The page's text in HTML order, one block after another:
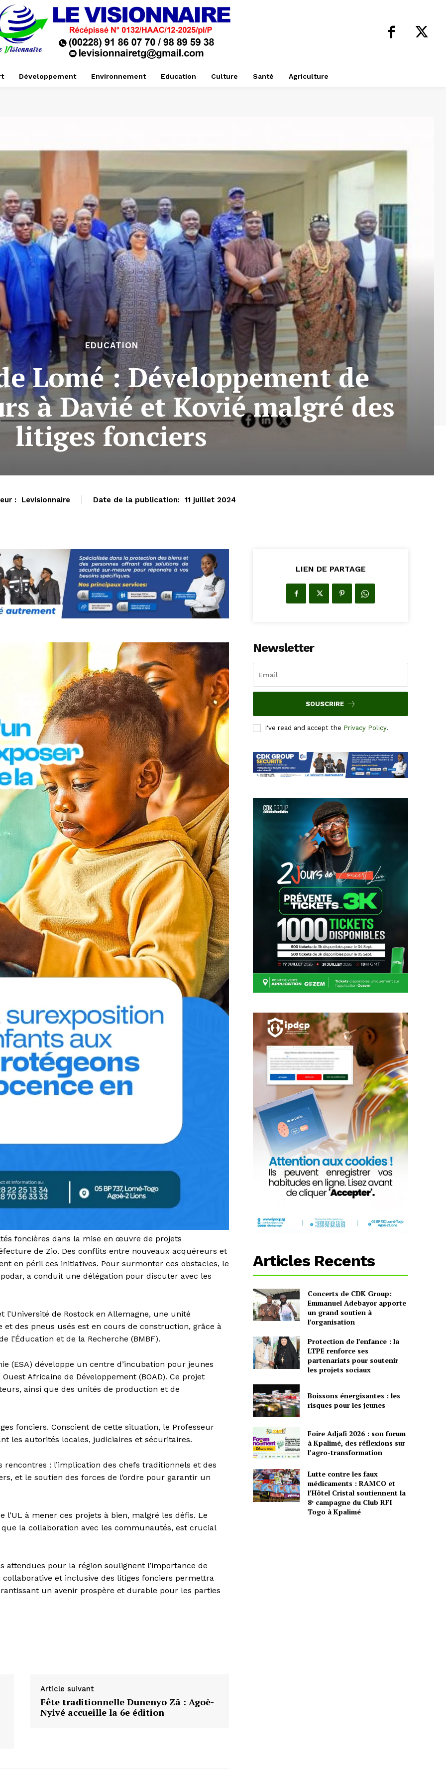
Développement Environnement Education Culture Santé Agriculture
EDUCATION
Lomé : Développement de
à Davié et Kovié malgré des
litiges fonciers
: Levisionnaire Date de la publication: 11 juillet 2024
foncières dans la mise en œuvre de projets
de Zio. Des conflits entre nouveaux acquéreurs et
en péril ces initiatives. Pour surmonter ces obstacles, le
a conduit une délégation pour discuter avec les
l’Université de Rostock en Allemagne, une unité
des pneus usés est en cours de construction, grâce à
et de la Recherche (BMBF).
(ESA) développe un centre d’incubation pour jeunes
Africaine de Développement (BOAD). Ce projet
ainsi que des unités de production et de
fonciers. Conscient de cette situation, le Professeur
les autorités locales, judiciaires et sécuritaires.
: l’implication des chefs traditionnels et des
et le soutien des forces de l’ordre pour garantir un
à mener ces projets à bien, malgré les défis. Le
la collaboration avec les communautés, est crucial
attendues pour la région soulignent l’importance de
et inclusive des litiges fonciers permettra
un avenir prospère et durable pour les parties
Article suivant
Fête traditionnelle Dunenyo Zã : Agoè-
Nyivé accueille la 6e édition
LIEN DE PARTAGE
Newsletter
SOUSCRIRE
I've read and accept the Privacy Policy.
Articles Recents
Concerts de CDK Group:
Emmanuel Adebayor apporte
un grand soutien à
l’organisation
Protection de l’enfance : la
LTPE renforce ses
partenariats pour soutenir
les projets sociaux
Boissons énergisantes : les
risques pour les jeunes
Foire Adjafi 2026 : son forum
à Kpalimé, des réflexions sur
l’agro-transformation
Lutte contre les faux
médicaments : RAMCO et
l’Hôtel Cristal soutiennent la
8ᵉ campagne du Club RFI
Togo à Kpalimé